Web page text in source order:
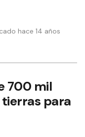
hace 14 años
700 mil
para